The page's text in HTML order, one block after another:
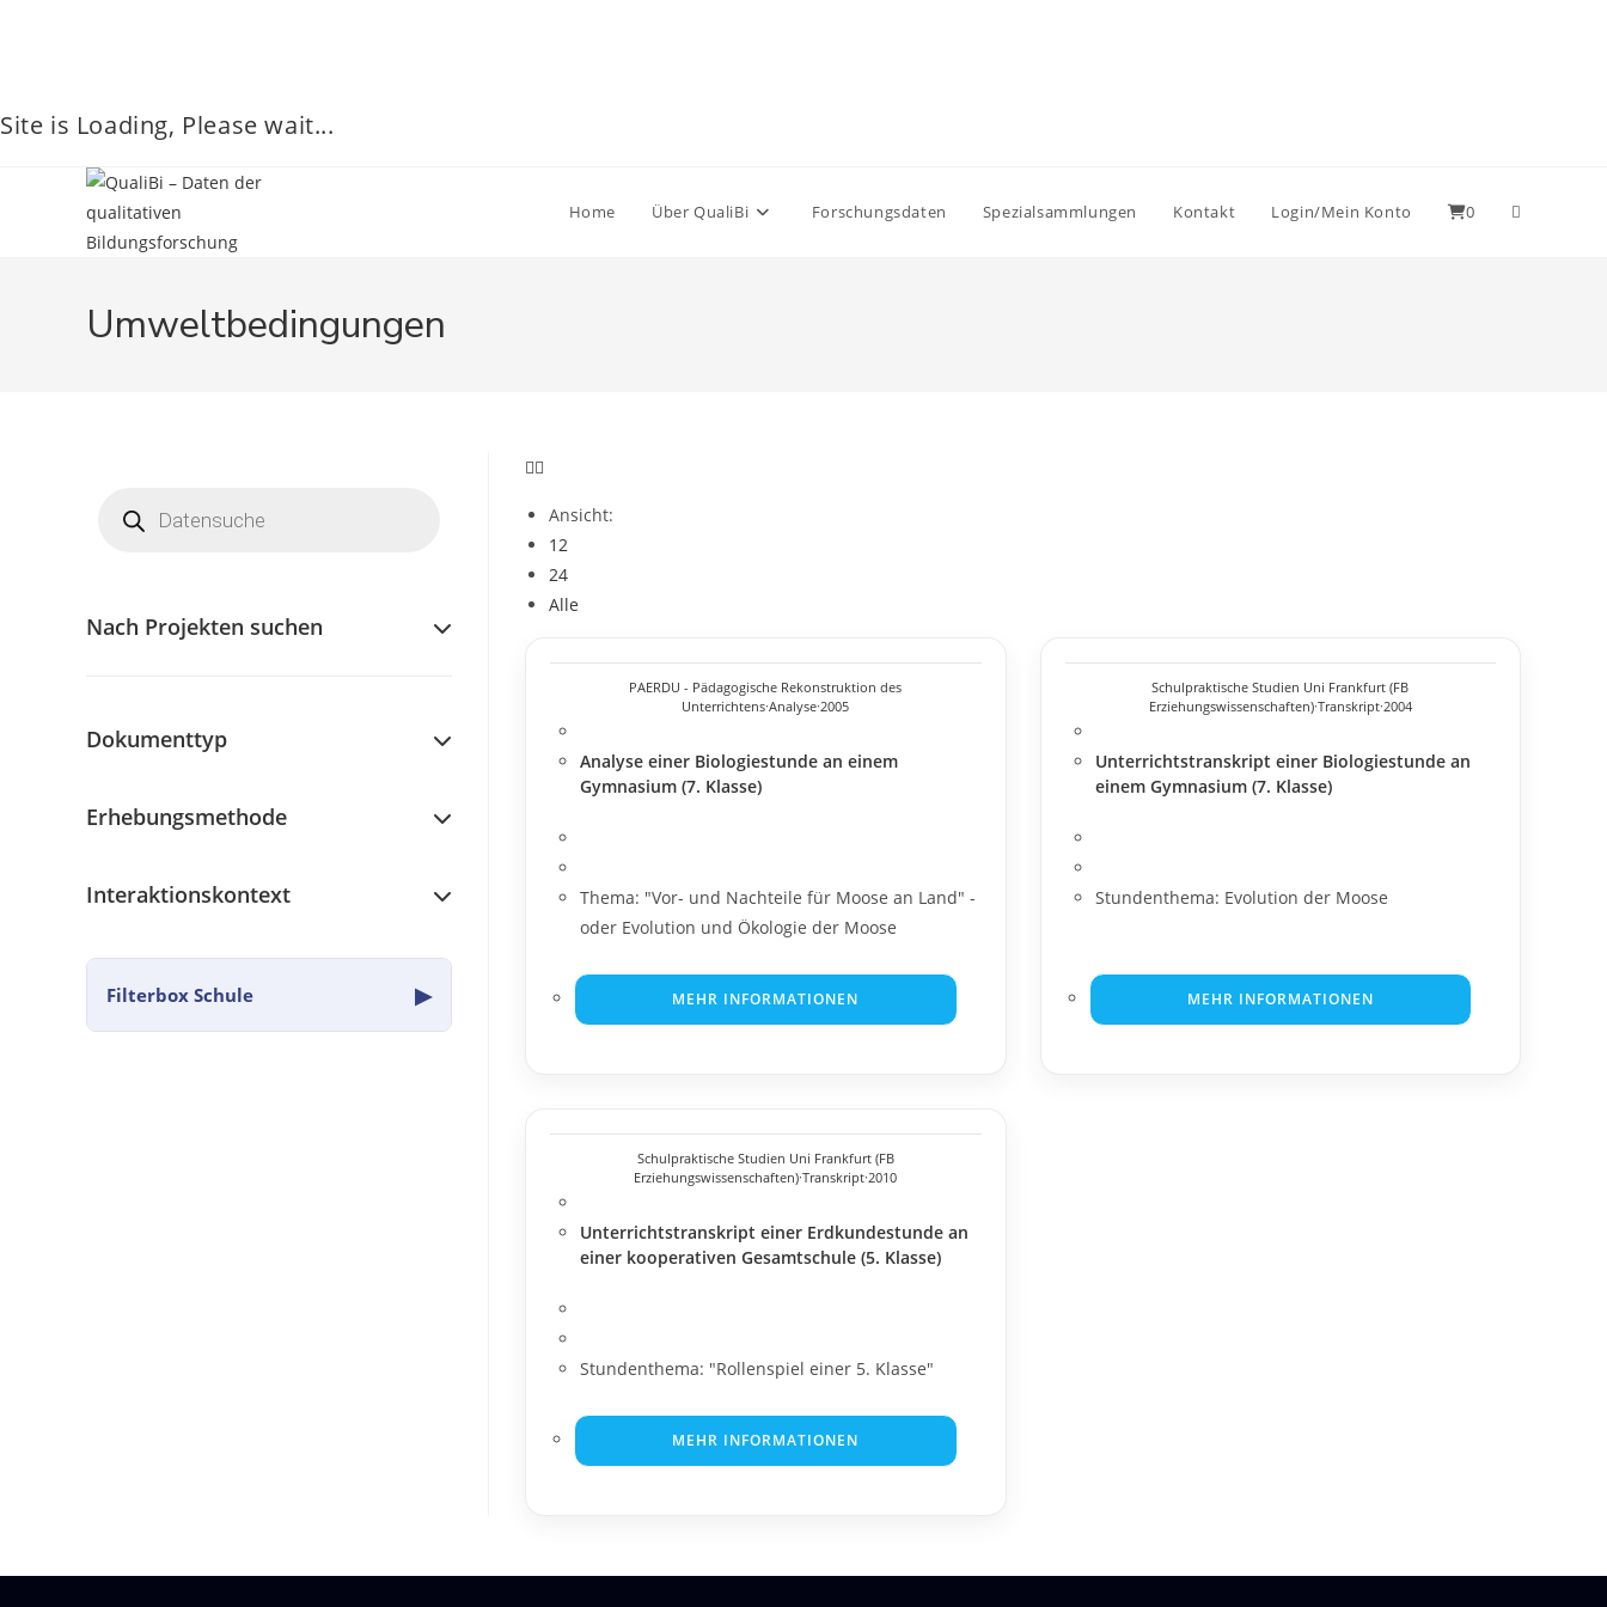
Site is Loading, Please wait...
Home Über QualiBi Forschungsdaten Spezialsammlungen Kontakt Login/Mein Konto 0
Umweltbedingungen
Ansicht:
12
24
Alle
PAERDU - Pädagogische Rekonstruktion des
Unterrichtens·Analyse·2005
Analyse einer Biologiestunde an einem
Gymnasium (7. Klasse)
Thema: "Vor- und Nachteile für Moose an Land" -
oder Evolution und Ökologie der Moose
MEHR INFORMATIONEN
Schulpraktische Studien Uni Frankfurt (FB
Erziehungswissenschaften)·Transkript·2004
Unterrichtstranskript einer Biologiestunde an
einem Gymnasium (7. Klasse)
Stundenthema: Evolution der Moose
MEHR INFORMATIONEN
Schulpraktische Studien Uni Frankfurt (FB
Erziehungswissenschaften)·Transkript·2010
Unterrichtstranskript einer Erdkundestunde an
einer kooperativen Gesamtschule (5. Klasse)
Stundenthema: "Rollenspiel einer 5. Klasse"
MEHR INFORMATIONEN
Nach Projekten suchen
Dokumenttyp
Erhebungsmethode
Interaktionskontext
Filterbox Schule ▶